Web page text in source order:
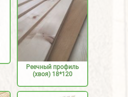
Реечный профиль
(хвоя) 18*120